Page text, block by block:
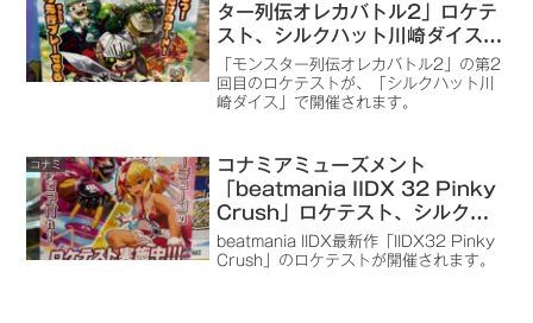
ター列伝オレカバトル2」ロケテ
スト、シルクハット川崎ダイスで
2024年7月26日～8月4日まで
開催
「モンスター列伝オレカバトル2」の第2
回目のロケテストが、「シルクハット川
崎ダイス」で開催されます。
コナミ
コナミアミューズメント
「beatmania IIDX 32 Pinky
Crush」ロケテスト、シルクハ
ット川崎ダイスで2024年7月
26日～7月28日まで開催
beatmania IIDX最新作「IIDX32 Pinky
Crush」のロケテストが開催されます。